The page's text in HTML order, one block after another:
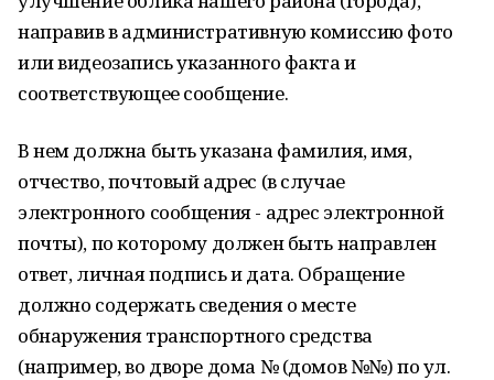
направив в административную комиссию фото
или видеозапись указанного факта и
соответствующее сообщение.
В нем должна быть указана фамилия, имя,
отчество, почтовый адрес (в случае
электронного сообщения - адрес электронной
почты), по которому должен быть направлен
ответ, личная подпись и дата. Обращение
должно содержать сведения о месте
обнаружения транспортного средства
(например, во дворе дома № (домов №№) по ул.